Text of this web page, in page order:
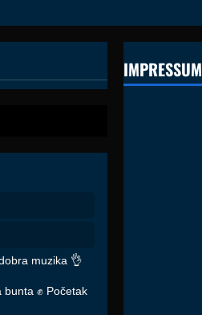
muzika 👌
bunta ✊ Početak
IMPRESSUM